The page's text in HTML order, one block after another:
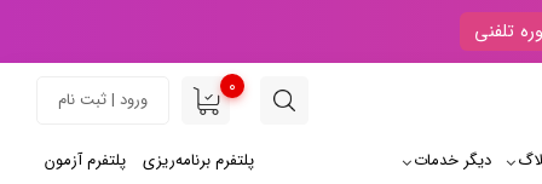
تلفنی
0
ورود | ثبت نام
دیگر خدمات پلتفرم آزمون
پلتفرم برنامه‌ریزی